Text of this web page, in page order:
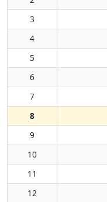
3
4
5
6
7
8
9
10
11
12